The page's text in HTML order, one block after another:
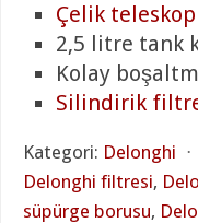
Çelik
2,5 litre tank
Kolay
Silindirik
Kategori: Delonghi ⋅
Delonghi filtresi,
süpürge borusu,